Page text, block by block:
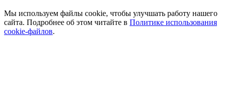
Мы используем файлы cookie, чтобы улучшать работу нашего
сайта. Подробнее об этом читайте в Политике использования
cookie-файлов.